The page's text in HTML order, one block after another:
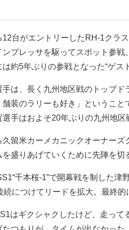
台がエントリーしたRH-1クラ
プレッサを駆ってスポット参
約5年ぶりの参戦となった“ゲ
は、長く九州地区戦のトップド
舗装のラリーも好き」というこ
手はおよそ20年ぶりの九州地区
留米カーメカニックオーナーズ
を盛りあげていくために先陣を
千本桜-1”で開幕戦を制した津
続につけてリードを拡大。最終
はギクシャクしたけど、走って